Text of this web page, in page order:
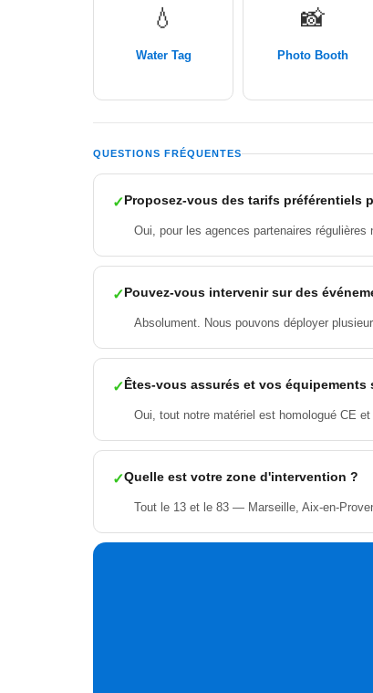
💧
Water Tag
📸
Photo Booth
QUESTIONS FRÉQUENTES
Proposez-vous des tarifs préférentiels
Oui, pour les agences partenaires
Pouvez-vous intervenir sur des
Absolument. Nous pouvons déployer
Êtes-vous assurés et vos
Oui, tout notre matériel est homologué CE
Quelle est votre zone d'intervention ?
Tout le 13 et le 83 — Marseille, Aix-en-